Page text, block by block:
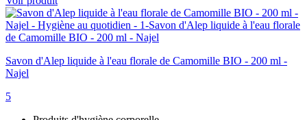
Savon d'Alep liquide à l'eau florale de Camomille BIO - 200 ml -
Najel
5